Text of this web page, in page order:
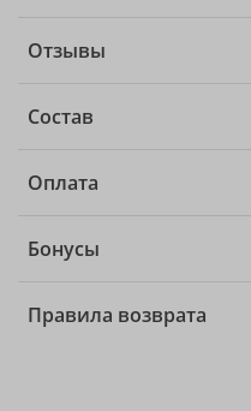
Отзывы
Состав
Оплата
Бонусы
Правила возврата